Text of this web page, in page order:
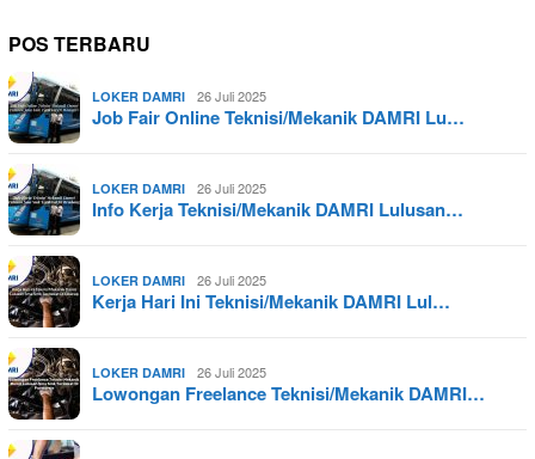
POS TERBARU
LOKER DAMRI 26 Juli 2025
Job Fair Online Teknisi/Mekanik DAMRI Lu…
LOKER DAMRI 26 Juli 2025
Info Kerja Teknisi/Mekanik DAMRI Lulusan…
LOKER DAMRI 26 Juli 2025
Kerja Hari Ini Teknisi/Mekanik DAMRI Lul…
LOKER DAMRI 26 Juli 2025
Lowongan Freelance Teknisi/Mekanik DAMRI…